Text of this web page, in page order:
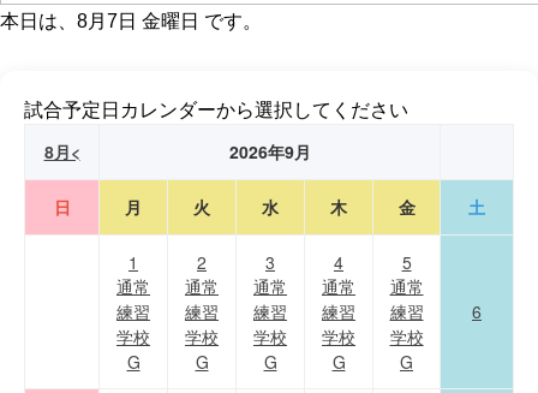
本日は、 8月7日 金曜日 です。
試合予定日カレンダーから選択してください
8月< 2026年9月
日 月 火 水 木 金 土
1
通常
練習
学校
G
2
通常
練習
学校
G
3
通常
練習
学校
G
4
通常
練習
学校
G
5
通常
練習
学校
G
6